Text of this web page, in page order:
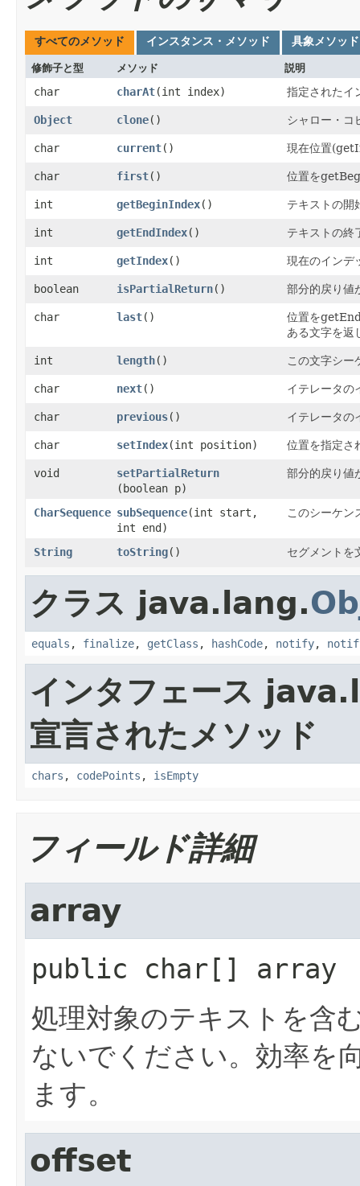
すべてのメソッド インスタンス・メソッド 具象メソッド
修飾子と型 メソッド 説明
char charAt​(int index) 指定されたイ
Object clone() シャロー・コ
char current() 現在位置
char first() 位置を
int getBeginIndex() テキストの開
int getEndIndex() テキストの終
int getIndex() 現在のインデ
boolean isPartialReturn() 部分的戻り値
char last()
位置を
ある文字を返
int length() この文字シー
char next() イテレータの
char previous() イテレータの
char setIndex​(int position) 位置を指定さ
void setPartialReturn
(boolean p)
部分的戻り値
CharSequence subSequence​(int start,
int end)
このシーケン
String toString() セグメントを
クラス java.lang.
equals , finalize, getClass , hashCode, notify,
インタフェース
宣言されたメソッド
chars , codePoints , isEmpty
フィールド詳細
array
public char[]
array
処理対象のテキストを含
ないでください。効率を
ます。
offset